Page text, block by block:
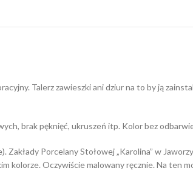
Talerz zawieszki ani dziur na to by ją
brak pęknięć, ukruszeń itp. Kolor bez
Zakłady Porcelany Stołowej „Karolina” w
kolorze. Oczywiście malowany ręcznie. Na ten